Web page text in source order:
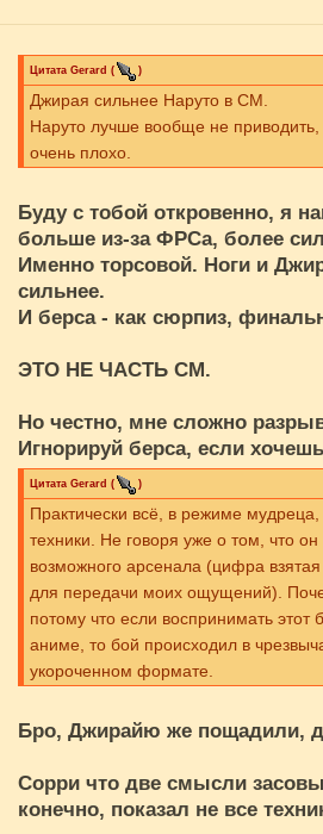
Цитата Gerard ( )
Джирая сильнее Наруто в СМ.
Наруто лучше вообще не приводить,
очень плохо.
Буду с тобой откровенно, я
больше из-за ФРСа, более
Именно торсовой. Ноги и
сильнее.
И берса - как сюрпиз,
ЭТО НЕ ЧАСТЬ СМ.
Но честно, мне сложно
Игнорируй берса, если
Цитата Gerard ( )
Практически всё, в режиме
техники. Не говоря уже о том, что он
возможного арсенала (цифра
для передачи моих ощущений).
потому что если воспринимать этот
аниме, то бой происходил в
укороченном формате.
Бро, Джирайю же пощадили,
Сорри что две смысли
конечно, показал не все